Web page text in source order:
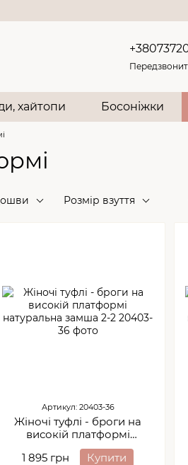
хайтопи Босоніжки
Розмір взуття
Артикул: 20403-36
Жіночі туфлі - броги на
високій платформі
натуральна замша 2-2
1 895 грн Купити